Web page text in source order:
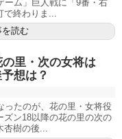
ーム」巨人戦に「9番・右
終わりま...
読む
里・次の女将は
想は？
ったのが、花の里・女将役
ン18以降の花の里の次の
樹の後...